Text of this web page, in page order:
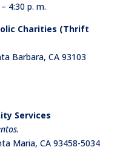
4:30 p. m.
Charities (Thrift
Barbara, CA 93103
Services
Maria, CA 93458-5034